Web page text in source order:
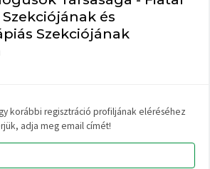
és
Szekciójának
korábbi regisztráció profiljának eléréséhez
adja meg email címét!